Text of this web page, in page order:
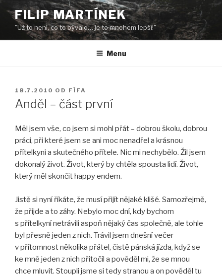
Přejít
obsahu
webu
FILIP MARTÍNEK
"Už to není, co to bývalo… je to mnohem lepší!"
Menu
PUBLIKOVÁNO
18.7.2010 OD FÍFA
Anděl – část první
Měl jsem vše, co jsem si mohl přát – dobrou školu, dobrou
práci, při které jsem se ani moc nenadřel a krásnou
přítelkyni a skutečného přítele. Nic mi nechybělo. Žil jsem
dokonalý život. Život, který by chtěla spousta lidí. Život,
který měl skončit happy endem.
Jistě si nyní říkáte, že musí přijít nějaké klišé. Samozřejmě,
že přijde a to záhy. Nebylo moc dní, kdy bychom
s přítelkyní netrávili aspoň nějaký čas společně, ale tohle
byl přesně jeden z nich. Trávil jsem dnešní večer
v přítomnost několika přátel, čistě pánská jízda, když se
ke mně jeden z nich přitočil a pověděl mi, že se mnou
chce mluvit. Stoupli jsme si tedy stranou a on pověděl tu